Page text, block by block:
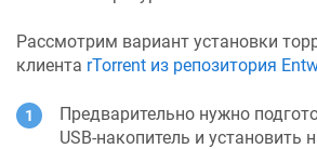
Рассмотрим вариант установки
клиента rTorrent из репозитория
Предварительно нужно
USB-накопитель и установить